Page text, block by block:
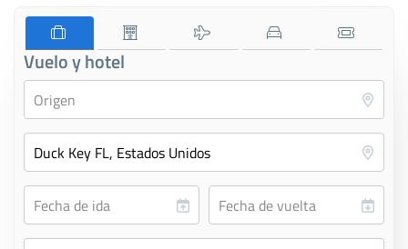
Vuelo y hotel